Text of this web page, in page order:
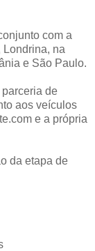
com a
Londrina, na
e São Paulo.
de
aos veículos
e a própria
da etapa de